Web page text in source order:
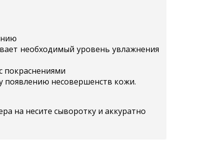
необходимый уровень увлажнения
покраснениями
появлению несовершенств кожи.
на несите сыворотку и аккуратно